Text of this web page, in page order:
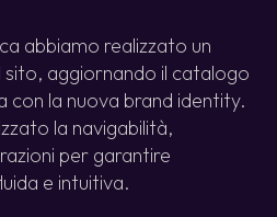
abbiamo realizzato un
aggiornando il catalogo
con la nuova brand identity.
la navigabilità,
per garantire
e intuitiva.